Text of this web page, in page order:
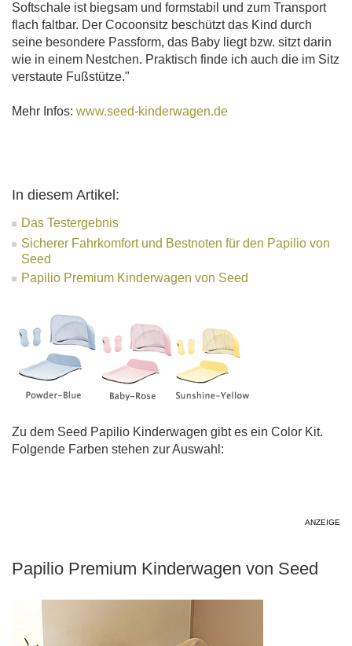
Softschale ist biegsam und formstabil und zum Transport
flach faltbar. Der Cocoonsitz beschützt das Kind durch
seine besondere Passform, das Baby liegt bzw. sitzt darin
wie in einem Nestchen. Praktisch finde ich auch die im Sitz
verstaute Fußstütze."
Mehr Infos: www.seed-kinderwagen.de
In diesem Artikel:
Das Testergebnis
Sicherer Fahrkomfort und Bestnoten für den Papilio von
Seed
Papilio Premium Kinderwagen von Seed
Zu dem Seed Papilio Kinderwagen gibt es ein Color Kit.
Folgende Farben stehen zur Auswahl:
ANZEIGE
Papilio Premium Kinderwagen von Seed